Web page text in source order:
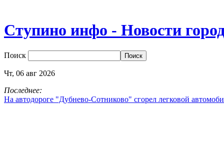
Ступино инфо - Новости
Поиск
Чт, 06 авг 2026
Последнее:
На автодороге "Дубнево‑Сотниково" сгорел легковой